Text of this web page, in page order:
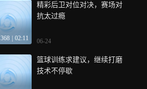
368 02:11
精彩后卫对位对决，赛场对
抗太过瘾
06-24
篮球训练求建议，继续打磨
技术不停歇